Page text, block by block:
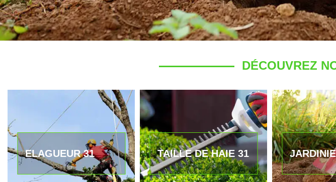
DÉCOUVREZ
ELAGUEUR 31 TAILLE DE HAIE 31